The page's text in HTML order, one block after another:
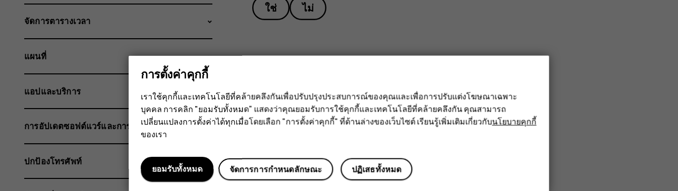
ใช่ ไม่
จัดการตารางเวลา
แผนที่
แอปและบริการ
การอัปเดตซอฟต์แวร์และการสำรองข้อมูล
ปกป้องโทรศัพท์
การตั้งค่าคุกกี้
เราใช้คุกกี้และเทคโนโลยีที่คล้ายคลึงกันเพื่อปรับปรุงประสบการณ์ของคุณและเพื่อการปรับแต่งโฆษณาเฉพาะ
บุคคล การคลิก "ยอมรับทั้งหมด" แสดงว่าคุณยอมรับการใช้คุกกี้และเทคโนโลยีที่คล้ายคลึงกัน คุณสามารถ
เปลี่ยนแปลงการตั้งค่าได้ทุกเมื่อโดยเลือก "การตั้งค่าคุกกี้" ที่ด้านล่างของเว็บไซต์ เรียนรู้เพิ่มเติมเกี่ยวกับนโยบายคุกกี้
ของเรา
ปฏิเสธทั้งหมด
จัดการการกำหนดลักษณะ
ยอมรับทั้งหมด